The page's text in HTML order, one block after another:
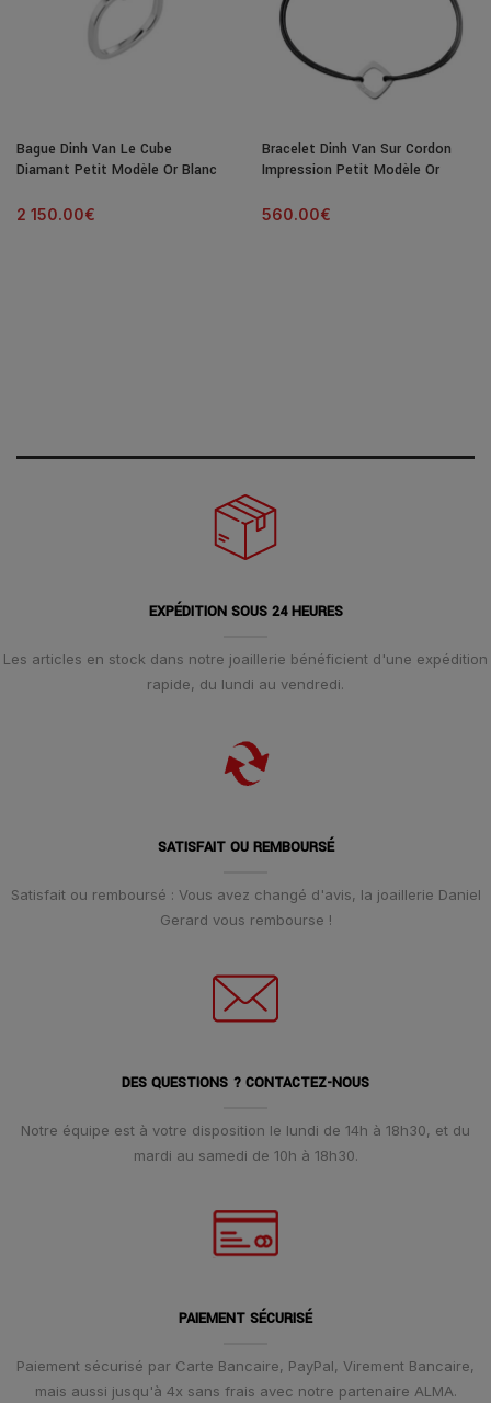
Bague Dinh Van Le Cube
Diamant Petit Modèle Or Blanc
2 150.00€
Bracelet Dinh Van Sur Cordon
Impression Petit Modèle Or
560.00€
EXPÉDITION SOUS 24 HEURES
Les articles en stock dans notre joaillerie bénéficient d'une expédition
rapide, du lundi au vendredi.
SATISFAIT OU REMBOURSÉ
Satisfait ou remboursé : Vous avez changé d'avis, la joaillerie Daniel
Gerard vous rembourse !
DES QUESTIONS ? CONTACTEZ-NOUS
Notre équipe est à votre disposition le lundi de 14h à 18h30, et du
mardi au samedi de 10h à 18h30.
PAIEMENT SÉCURISÉ
Paiement sécurisé par Carte Bancaire, PayPal, Virement Bancaire,
mais aussi jusqu'à 4x sans frais avec notre partenaire ALMA.